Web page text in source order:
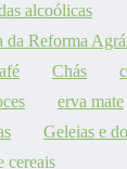
alcoólicas
da Reforma
Chás
erva mate
Geleias e
cereais